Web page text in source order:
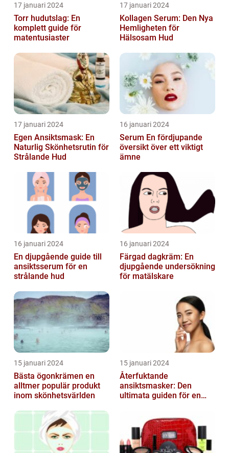
17 januari 2024
Torr hudutslag: En
komplett guide för
matentusiaster
17 januari 2024
Kollagen Serum: Den Nya
Hemligheten för
Hälsosam Hud
17 januari 2024
Egen Ansiktsmask: En
Naturlig Skönhetsrutin för
Strålande Hud
16 januari 2024
Serum En fördjupande
översikt över ett viktigt
ämne
16 januari 2024
En djupgående guide till
ansiktsserum för en
strålande hud
16 januari 2024
Färgad dagkräm: En
djupgående undersökning
för matälskare
15 januari 2024
Bästa ögonkrämen en
alltmer populär produkt
inom skönhetsvärlden
15 januari 2024
Återfuktande
ansiktsmasker: Den
ultimata guiden för en